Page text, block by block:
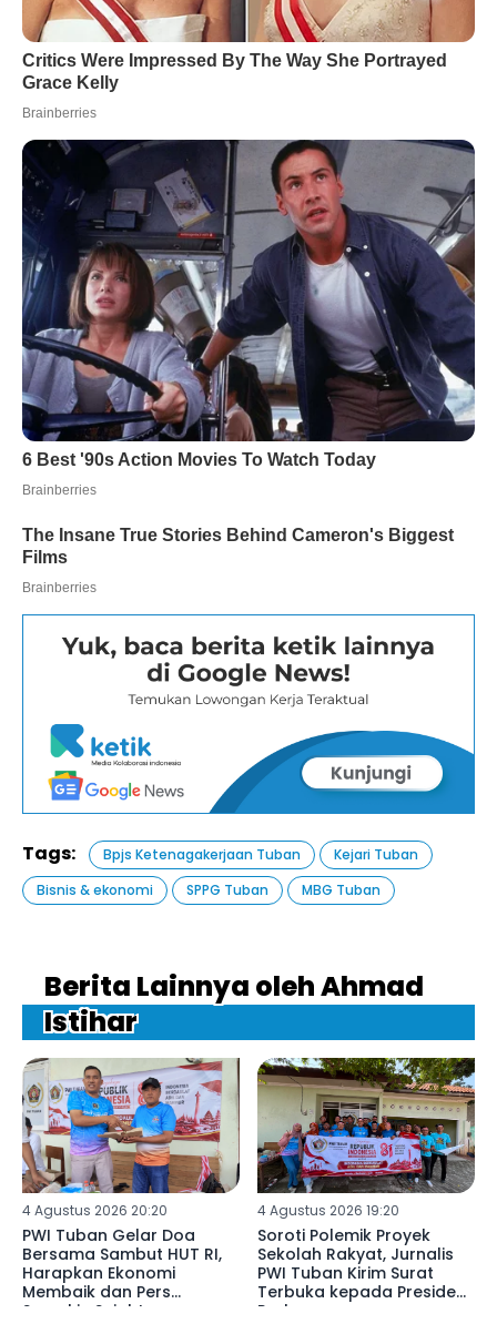
Tags: Bpjs Ketenagakerjaan Tuban
Kejari Tuban
Bisnis & ekonomi
SPPG Tuban MBG Tuban
Berita Lainnya oleh Ahmad
Istihar
4 Agustus 2026 20:20
PWI Tuban Gelar Doa
Bersama Sambut HUT RI,
Harapkan Ekonomi
Membaik dan Pers
Semakin Sejahtera
4 Agustus 2026 19:20
Soroti Polemik Proyek
Sekolah Rakyat, Jurnalis
PWI Tuban Kirim Surat
Terbuka kepada Presiden
Prabowo